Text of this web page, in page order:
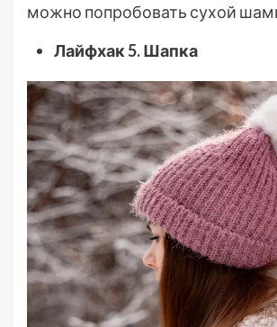
можно попробовать сухой
Лайфхак 5. Шапка